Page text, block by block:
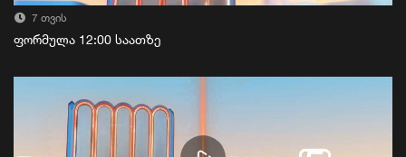
7 თვის
ფორმულა 12:00 საათზე